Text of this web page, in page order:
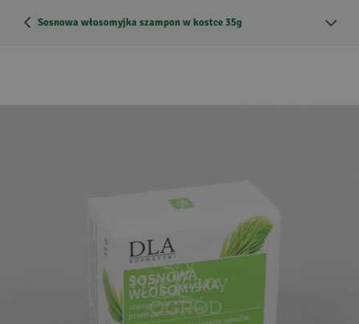
Sosnowa włosomyjka szampon w kostce 35g